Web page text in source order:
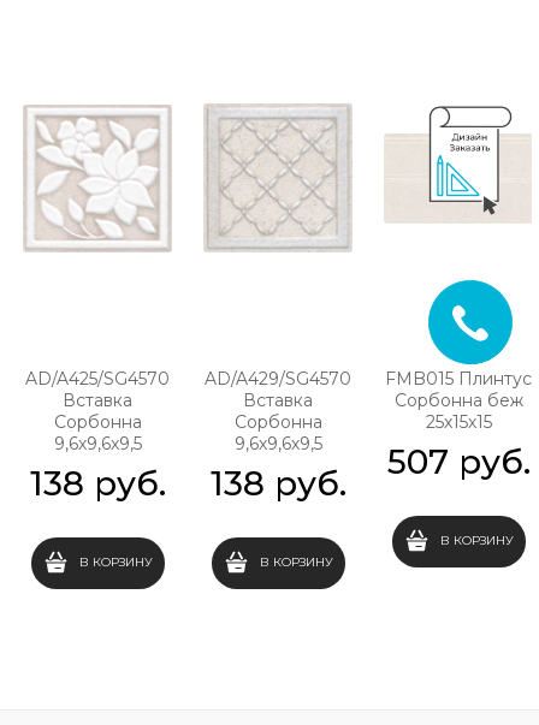
AD/A425/SG4570
Вставка
Сорбонна
9,6х9,6х9,5
138 руб.
В КОРЗИНУ
AD/A429/SG4570
Вставка
Сорбонна
9,6х9,6х9,5
138 руб.
В КОРЗИНУ
FMB015 Плинтус
Сорбонна беж
25х15х15
507 руб.
В КОРЗИНУ